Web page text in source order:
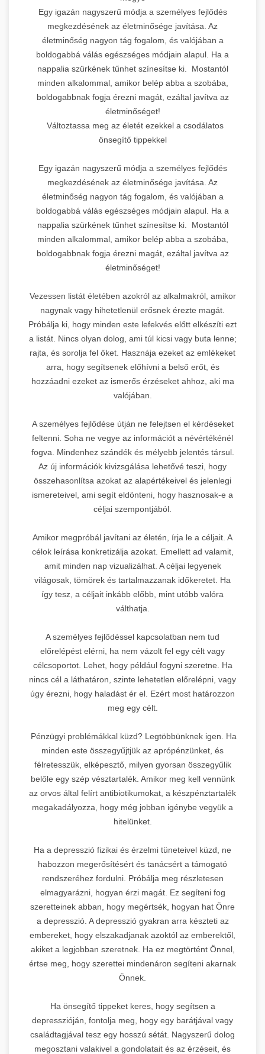
Egy igazán nagyszerű módja a személyes fejlődés
megkezdésének az életminősége javítása. Az
életminőség nagyon tág fogalom, és valójában a
boldogabbá válás egészséges módjain alapul. Ha a
nappalia szürkének tűnhet színesítse ki. Mostantól
minden alkalommal, amikor belép abba a szobába,
boldogabbnak fogja érezni magát, ezáltal javítva az
életminőséget!
Változtassa meg az életét ezekkel a csodálatos
önsegítő tippekkel
Egy igazán nagyszerű módja a személyes fejlődés
megkezdésének az életminősége javítása. Az
életminőség nagyon tág fogalom, és valójában a
boldogabbá válás egészséges módjain alapul. Ha a
nappalia szürkének tűnhet színesítse ki. Mostantól
minden alkalommal, amikor belép abba a szobába,
boldogabbnak fogja érezni magát, ezáltal javítva az
életminőséget!
Vezessen listát életében azokról az alkalmakról, amikor
nagynak vagy hihetetlenül erősnek érezte magát.
Próbálja ki, hogy minden este lefekvés előtt elkészíti ezt
a listát. Nincs olyan dolog, ami túl kicsi vagy buta lenne;
rajta, és sorolja fel őket. Hasznája ezeket az emlékeket
arra, hogy segítsenek előhívni a belső erőt, és
hozzáadni ezeket az ismerős érzéseket ahhoz, aki ma
valójában.
A személyes fejlődése útján ne felejtsen el kérdéseket
feltenni. Soha ne vegye az információt a névértékénél
fogva. Mindenhez szándék és mélyebb jelentés társul.
Az új információk kivizsgálása lehetővé teszi, hogy
összehasonlítsa azokat az alapértékeivel és jelenlegi
ismereteivel, ami segít eldönteni, hogy hasznosak-e a
céljai szempontjából.
Amikor megpróbál javítani az életén, írja le a céljait. A
célok leírása konkretizálja azokat. Emellett ad valamit,
amit minden nap vizualizálhat. A céljai legyenek
világosak, tömörek és tartalmazzanak időkeretet. Ha
így tesz, a céljait inkább előbb, mint utóbb valóra
válthatja.
A személyes fejlődéssel kapcsolatban nem tud
előrelépést elérni, ha nem vázolt fel egy célt vagy
célcsoportot. Lehet, hogy például fogyni szeretne. Ha
nincs cél a láthatáron, szinte lehetetlen előrelépni, vagy
úgy érezni, hogy haladást ér el. Ezért most határozzon
meg egy célt.
Pénzügyi problémákkal küzd? Legtöbbünknek igen. Ha
minden este összegyűjtjük az aprópénzünket, és
félretesszük, elképesztő, milyen gyorsan összegyűlik
belőle egy szép vésztartalék. Amikor meg kell vennünk
az orvos által felírt antibiotikumokat, a készpénztartalék
megakadályozza, hogy még jobban igénybe vegyük a
hitelünket.
Ha a depresszió fizikai és érzelmi tüneteivel küzd, ne
habozzon megerősítésért és tanácsért a támogató
rendszeréhez fordulni. Próbálja meg részletesen
elmagyarázni, hogyan érzi magát. Ez segíteni fog
szeretteinek abban, hogy megértsék, hogyan hat Önre
a depresszió. A depresszió gyakran arra készteti az
embereket, hogy elszakadjanak azoktól az emberektől,
akiket a legjobban szeretnek. Ha ez megtörtént Önnel,
értse meg, hogy szerettei mindenáron segíteni akarnak
Önnek.
Ha önsegítő tippeket keres, hogy segítsen a
depresszióján, fontolja meg, hogy egy barátjával vagy
családtagjával tesz egy hosszú sétát. Nagyszerű dolog
megosztani valakivel a gondolatait és az érzéseit, és